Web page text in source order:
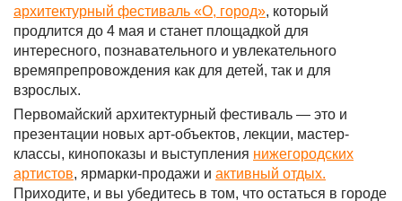
архитектурный фестиваль «О, город», который
продлится до 4 мая и станет площадкой для
интересного, познавательного и увлекательного
времяпрепровождения как для детей, так и для
взрослых.
Первомайский архитектурный фестиваль — это и
презентации новых арт-объектов, лекции, мастер-
классы, кинопоказы и выступления нижегородских
артистов, ярмарки-продажи и активный отдых.
Приходите, и вы убедитесь в том, что остаться в городе